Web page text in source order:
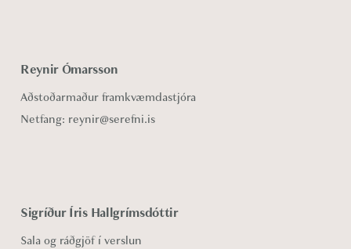
Reynir Ómarsson
Aðstoðarmaður framkvæmdastjóra
Netfang: reynir@serefni.is
Sigríður Íris Hallgrímsdóttir
Sala og ráðgjöf í verslun